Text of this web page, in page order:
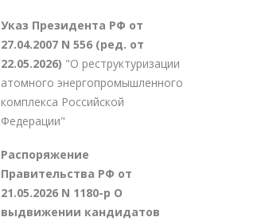
Указ Президента РФ от
27.04.2007 N 556 (ред. от
22.05.2026) "О реструктуризации
атомного энергопромышленного
комплекса Российской
Федерации"
Распоряжение
Правительства РФ от
21.05.2026 N 1180-р О
выдвижении кандидатов